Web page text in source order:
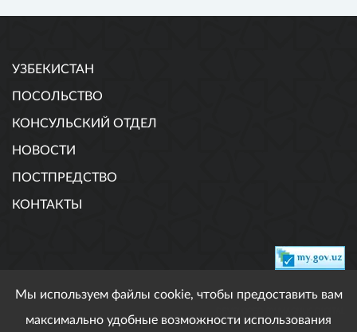
УЗБЕКИСТАН
ПОСОЛЬСТВО
КОНСУЛЬСКИЙ ОТДЕЛ
НОВОСТИ
ПОСТПРЕДСТВО
КОНТАКТЫ
Мы используем файлы cookie, чтобы предоставить вам
максимально удобные возможности использования